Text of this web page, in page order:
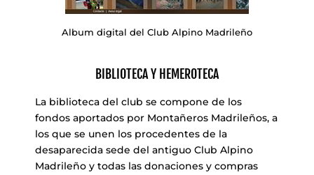
Album digital del Club Alpino Madrileño
BIBLIOTECA Y HEMEROTECA
La biblioteca del club se compone de los
fondos aportados por Montañeros Madrileños, a
los que se unen los procedentes de la
desaparecida sede del antiguo Club Alpino
Madrileño y todas las donaciones y compras